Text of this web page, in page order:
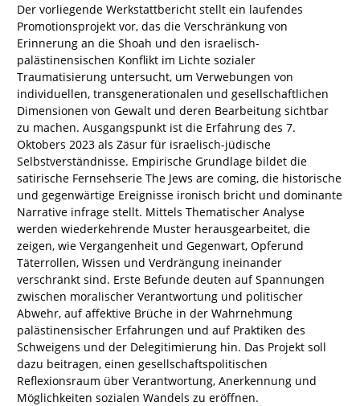
Der vorliegende Werkstattbericht stellt ein laufendes
Promotionsprojekt vor, das die Verschränkung von
Erinnerung an die Shoah und den israelisch-
palästinensischen Konflikt im Lichte sozialer
Traumatisierung untersucht, um Verwebungen von
individuellen, transgenerationalen und gesellschaftlichen
Dimensionen von Gewalt und deren Bearbeitung sichtbar
zu machen. Ausgangspunkt ist die Erfahrung des 7.
Oktobers 2023 als Zäsur für israelisch-jüdische
Selbstverständnisse. Empirische Grundlage bildet die
satirische Fernsehserie The Jews are coming, die historische
und gegenwärtige Ereignisse ironisch bricht und dominante
Narrative infrage stellt. Mittels Thematischer Analyse
werden wiederkehrende Muster herausgearbeitet, die
zeigen, wie Vergangenheit und Gegenwart, Opferund
Täterrollen, Wissen und Verdrängung ineinander
verschränkt sind. Erste Befunde deuten auf Spannungen
zwischen moralischer Verantwortung und politischer
Abwehr, auf affektive Brüche in der Wahrnehmung
palästinensischer Erfahrungen und auf Praktiken des
Schweigens und der Delegitimierung hin. Das Projekt soll
dazu beitragen, einen gesellschaftspolitischen
Reflexionsraum über Verantwortung, Anerkennung und
Möglichkeiten sozialen Wandels zu eröffnen.